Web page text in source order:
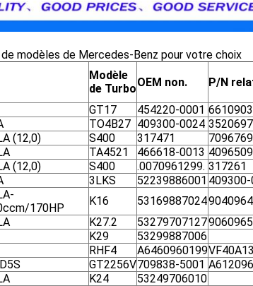
de modèles de Mercedes-Benz pour votre choix
Modèle
de TurboOEM non. P/N
GT17 454220-0001
TO4B27 409300-0024
(12,0) S400 317471
TA4521 466618-0013
(12,0) S400 .0070961299. 317261
3LKS 52239886001
170HP
K16 53169887024
K27.2 53279707127
K29 53299887006
RHF4 A6460960199
GT2256V709838-5001
K24 53249706010